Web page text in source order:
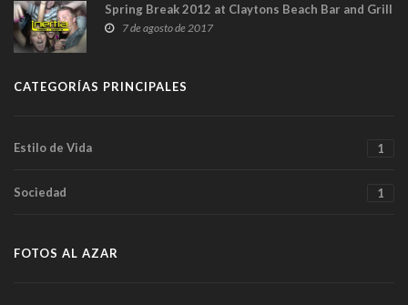
Spring Break 2012 at Claytons Beach Bar and Grill
7 de agosto de 2017
CATEGORÍAS PRINCIPALES
Estilo de Vida 1
Sociedad 1
FOTOS AL AZAR